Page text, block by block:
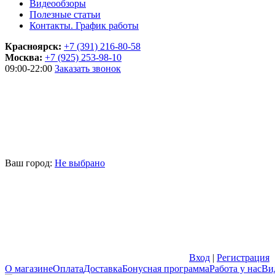
Видеообзоры
Полезные статьи
Контакты. График работы
Красноярск: +7 (391) 216-80-58
Москва: +7 (925) 253-98-10
09:00-22:00 Заказать звонок
Ваш город: Не выбрано
Вход | Регистрация
О магазинеОплатаДоставкаБонусная программаРабота у нас